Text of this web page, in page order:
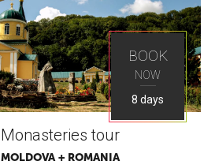
BOOK
NOW
8 days
Monasteries tour
MOLDOVA + ROMANIA